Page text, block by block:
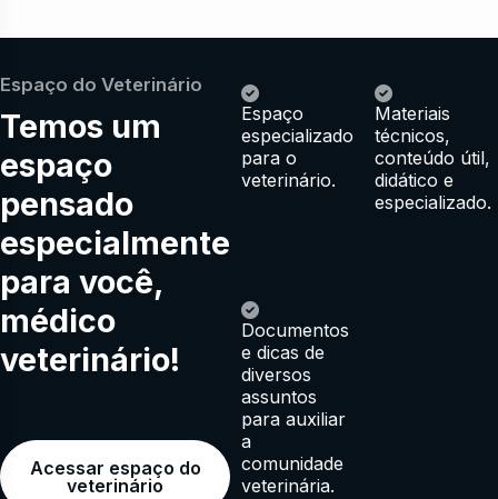
Espaço do Veterinário
Temos um
espaço
pensado
especialmente
para você,
médico
veterinário!
Acessar espaço do
veterinário
Espaço
especializado
para o
veterinário.
Materiais
técnicos,
conteúdo útil,
didático e
especializado.
Documentos
e dicas de
diversos
assuntos
para auxiliar
a
comunidade
veterinária.